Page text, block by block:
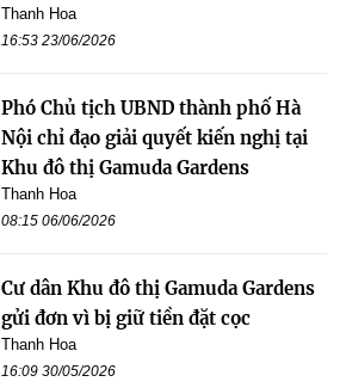
Thanh Hoa
16:53 23/06/2026
Phó Chủ tịch UBND thành phố Hà
Nội chỉ đạo giải quyết kiến nghị tại
Khu đô thị Gamuda Gardens
Thanh Hoa
08:15 06/06/2026
Cư dân Khu đô thị Gamuda Gardens
gửi đơn vì bị giữ tiền đặt cọc
Thanh Hoa
16:09 30/05/2026